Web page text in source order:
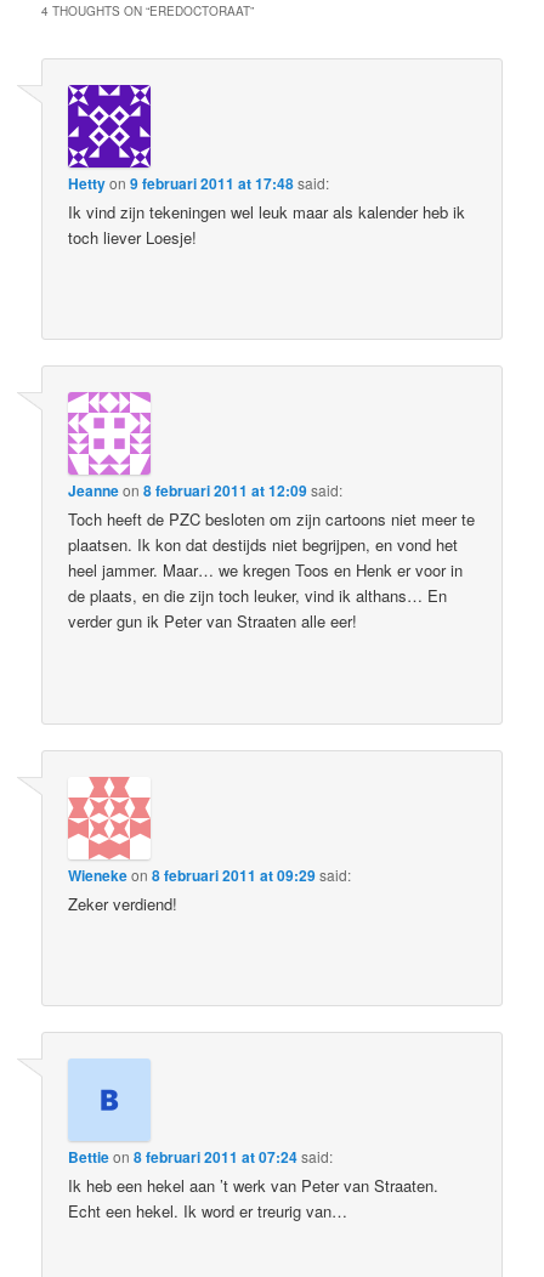
4 THOUGHTS ON “EREDOCTORAAT”
Hettyon9 februari 2011 at 17:48said:
Ik vind zijn tekeningen wel leuk maar als kalender heb ik
toch liever Loesje!
Jeanneon8 februari 2011 at 12:09said:
Toch heeft de PZC besloten om zijn cartoons niet meer te
plaatsen. Ik kon dat destijds niet begrijpen, en vond het
heel jammer. Maar… we kregen Toos en Henk er voor in
de plaats, en die zijn toch leuker, vind ik althans… En
verder gun ik Peter van Straaten alle eer!
Wienekeon8 februari 2011 at 09:29said:
Zeker verdiend!
Bettieon8 februari 2011 at 07:24said:
Ik heb een hekel aan ’t werk van Peter van Straaten.
Echt een hekel. Ik word er treurig van…